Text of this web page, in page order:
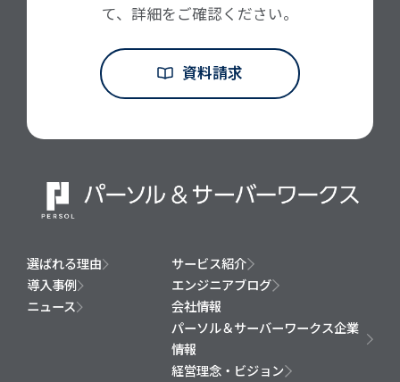
て、詳細をご確認ください。
資料請求
選ばれる理由
サービス紹介
導入事例
エンジニアブログ
ニュース
会社情報
パーソル＆サーバーワークス企業
情報
経営理念・ビジョン